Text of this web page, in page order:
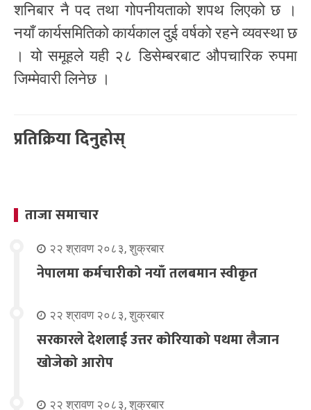
शनिबार नै पद तथा गोपनीयताको शपथ लिएको छ ।
नयाँ कार्यसमितिको कार्यकाल दुई वर्षको रहने व्यवस्था छ
। यो समूहले यही २८ डिसेम्बरबाट औपचारिक रुपमा
जिम्मेवारी लिनेछ ।
प्रतिक्रिया दिनुहोस्
ताजा समाचार
२२ श्रावण २०८३, शुक्रबार
नेपालमा कर्मचारीको नयाँ तलबमान स्वीकृत
२२ श्रावण २०८३, शुक्रबार
सरकारले देशलाई उत्तर कोरियाको पथमा लैजान
खोजेको आरोप
२२ श्रावण २०८३, शुक्रबार